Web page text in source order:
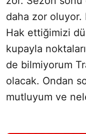
daha zor oluyor.
Hak ettiğimizi
kupayla
de bilmiyorum
olacak. Ondan
mutluyum ve